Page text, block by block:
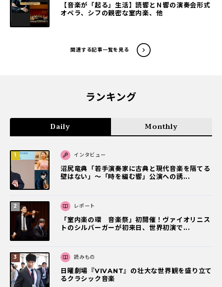
【音楽が「起る」生活】読響とＮ響の演奏会形式
オペラ、シフの親密な室内楽、他
関連する記事一覧を見る
ランキング
Daily Monthly
インタビュー
沼尻竜典「若手演奏家に古典と現代音楽を隔てる
壁はない」～「時を編む響」公演への誘...
レポート
「室内楽の環 音楽祭」初開催！ヴァイオリニス
トのシルバーガーが初来日、世界初演で...
読みもの
日曜劇場『VIVANT』の壮大な世界観を盛り立て
るクラシック音楽